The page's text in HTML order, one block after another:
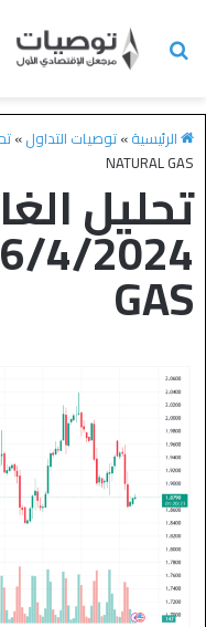
الرئيسية»توصيات التداول»
NATURAL GAS
تحليل
GAS